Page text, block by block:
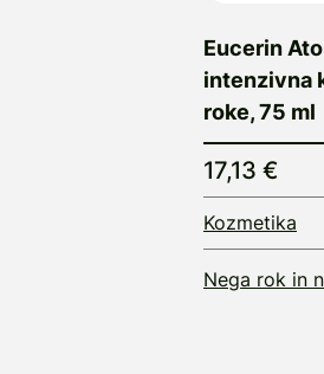
Eucerin
intenzivna
roke, 75 ml
17,13 €
Kozmetika
Nega rok in